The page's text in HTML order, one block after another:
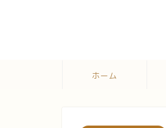
ホーム